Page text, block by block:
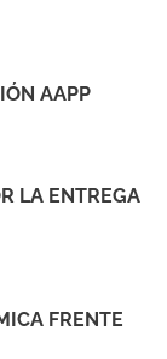
AAPP
LA ENTREGA
FRENTE